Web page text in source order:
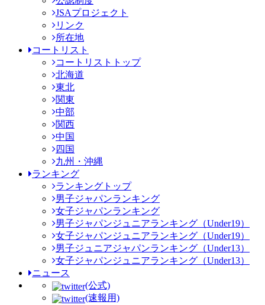
JSAプロジェクト
リンク
所在地
コートリスト
コートリストトップ
北海道
東北
関東
中部
関西
中国
四国
九州・沖縄
ランキング
ランキングトップ
男子ジャパンランキング
女子ジャパンランキング
男子ジャパンジュニアランキング（Under19）
女子ジャパンジュニアランキング（Under19）
男子ジュニアジャパンランキング（Under13）
女子ジャパンジュニアランキング（Under13）
ニュース
(公式)
(速報用)